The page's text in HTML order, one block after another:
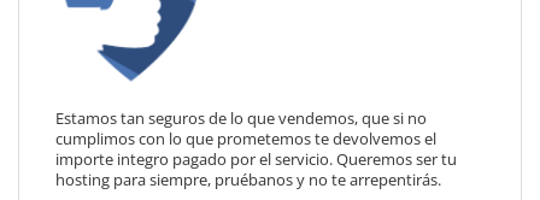
Estamos tan seguros de lo que vendemos, que si no
cumplimos con lo que prometemos te devolvemos el
importe integro pagado por el servicio. Queremos ser tu
hosting para siempre, pruébanos y no te arrepentirás.